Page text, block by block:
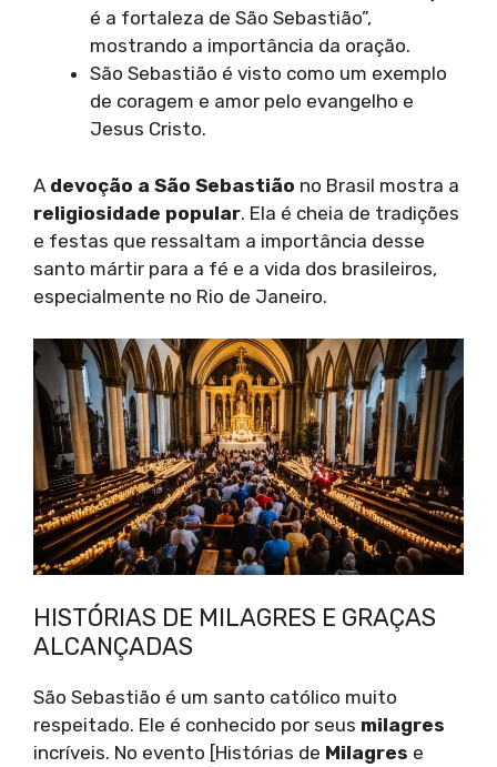
é a fortaleza de São Sebastião”,
mostrando a importância da oração.
São Sebastião é visto como um exemplo
de coragem e amor pelo evangelho e
Jesus Cristo.
A devoção a São Sebastião no Brasil mostra a
religiosidade popular. Ela é cheia de tradições
e festas que ressaltam a importância desse
santo mártir para a fé e a vida dos brasileiros,
especialmente no Rio de Janeiro.
HISTÓRIAS DE MILAGRES E GRAÇAS
ALCANÇADAS
São Sebastião é um santo católico muito
respeitado. Ele é conhecido por seus milagres
incríveis. No evento [Histórias de Milagres e